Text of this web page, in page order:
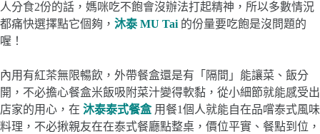
人分食2份的話，媽咪吃不飽會沒辦法打起精神，所以多數情況
都痛快選擇點它個夠， 沐泰 MU Tai 的份量要吃飽是沒問題的
喔！
內用有紅茶無限暢飲，外帶餐盒還是有「隔間」能讓菜、飯分
開，不必擔心餐盒米飯吸附菜汁變得軟黏，從小細節就能感受出
店家的用心，在 沐泰泰式餐盒用餐1個人就能自在品嚐泰式風味
料理，不必揪親友在在泰式餐廳點整桌，價位平實、餐點到位，